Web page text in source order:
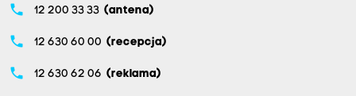
phone 12 200 33 33 (antena)
phone 12 630 60 00 (recepcja)
phone 12 630 62 06 (reklama)